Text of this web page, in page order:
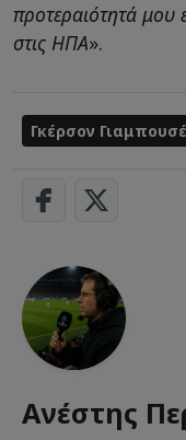
προτεραιότητά μου
στις ΗΠΑ».
Γκέρσον
Ανέστης